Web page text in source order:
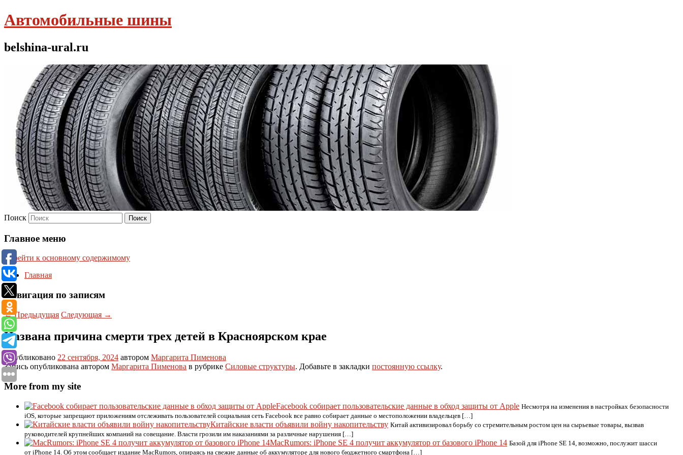
Автомобильные шины
belshina-ural.ru
Поиск
Главное меню
Перейти к основному содержимому
Главная
Навигация по записям
←Предыдущая Следующая →
Названа причина смерти трех детей в Красноярском крае
Опубликовано 22 сентября, 2024 автором Маргарита Пименова
Запись опубликована автором Маргарита Пименова в рубрике Силовые структуры. Добавьте в закладки постоянную ссылку.
More from my site
Facebook собирает пользовательские данные в обход защиты от Apple Несмотря на изменения в настройках безопасности
iOS, которые запрещают приложениям отслеживать пользователей социальная сеть Facebook все равно собирает данные о местоположении владельцев […]
Китайские власти объявили войну накопительству Китай активизировал борьбу со стремительным ростом цен на сырьевые товары, вызвав
руководителей крупнейших компаний на совещание. Власти грозили им наказаниями за различные нарушения […]
MacRumors: iPhone SE 4 получит аккумулятор от базового iPhone 14 Базой для iPhone SE 14, возможно, послужит шасси
от iPhone 14. Об этом сообщает издание MacRumors, опираясь на свежие данные об аккумуляторе для нового бюджетного смартфона […]